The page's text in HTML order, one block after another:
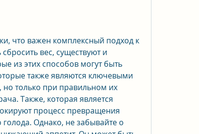
что важен комплексный подход к
вес, существуют и
из этих способов могут быть
также являются ключевыми
но только при правильном их
Также, которая является
процесс превращения
Однако, не забывайте о